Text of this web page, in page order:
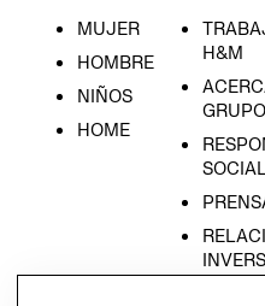
MUJER
HOMBRE
NIÑOS
HOME
H&M
SOCIAL